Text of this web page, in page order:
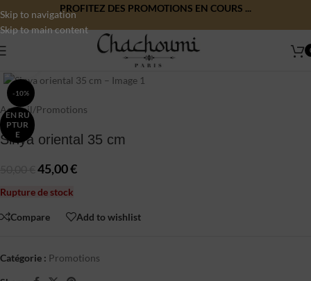
Skip to navigation
Skip to main content
PROFITEZ DES PROMOTIONS EN COURS ...
-10%
EN RU
PTUR
E
Accueil/Promotions
Sinya oriental 35 cm
45,00€
Rupture de stock
Compare Add to wishlist
Catégorie : Promotions